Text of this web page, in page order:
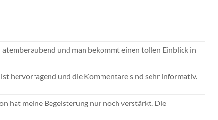
und man bekommt einen tollen Einblick in
hervorragend und die Kommentare sind sehr informativ.
hat meine Begeisterung nur noch verstärkt. Die